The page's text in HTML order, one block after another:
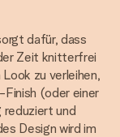
dafür, dass
Zeit knitterfrei
zu verleihen,
Finish (oder einer
reduziert und
Design wird im